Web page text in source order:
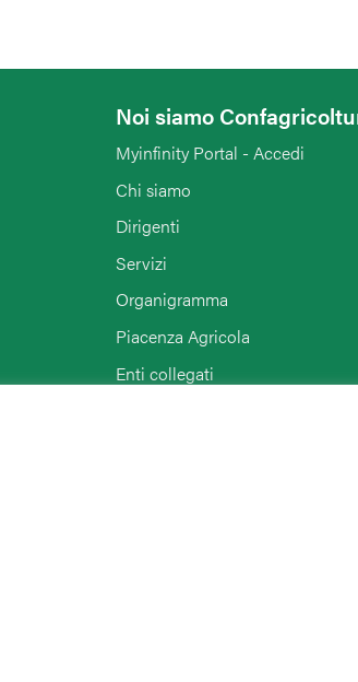
Noi siamo
Myinfinity Portal - Accedi
Chi siamo
Dirigenti
Servizi
Organigramma
Piacenza Agricola
Enti collegati